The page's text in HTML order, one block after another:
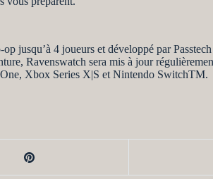
jusqu’à 4 joueurs et développé par
Ravenswatch sera mis à jour
Xbox Series X|S et Nintendo SwitchTM.